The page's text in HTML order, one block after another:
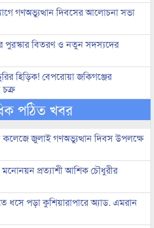
গণঅভ্যুত্থান দিবসের আলোচনা সভা
পুরস্কার বিতরণ ও নতুন সদস্যদের
হিড়িক! বেপরোয়া জকিগঞ্জের
পঠিত খবর
জুলাই গণঅভ্যুত্থান দিবস উপলক্ষে
প্রত্যাশী আশিক চৌধুরীর
ধসে পড়া কুশিয়ারাপারে অ্যাড. এমরান